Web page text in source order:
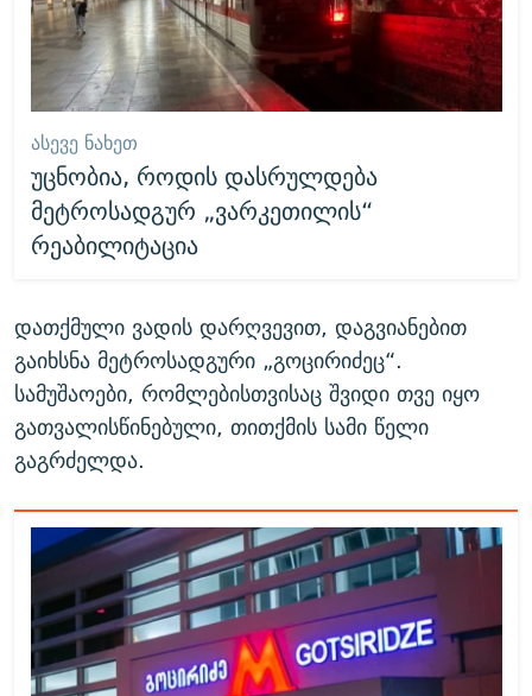
ᲐᲡᲔᲕᲔ ᲜᲐᲮᲔᲗ
უცნობია, როდის დასრულდება
მეტროსადგურ „ვარკეთილის“
რეაბილიტაცია
დათქმული ვადის დარღვევით, დაგვიანებით
გაიხსნა მეტროსადგური „გოცირიძეც“.
სამუშაოები, რომლებისთვისაც შვიდი თვე იყო
გათვალისწინებული, თითქმის სამი წელი
გაგრძელდა.